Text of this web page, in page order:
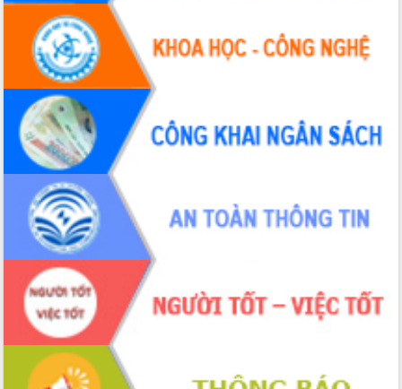
Đảm bảo cuộc bầu cử đại biểu Quốc
hội và đại biểu HĐND các cấp diễn ra
an toàn, hiệu quả, đúng quy định
Thủ tướng Chính phủ Phạm Minh Chính
kiểm tra, chỉ đạo hoàn thành các dự
án cao tốc và thăm khu tái định cư tại
Đắk Lắk
Sôi nổi Hội đua ngựa truyền thống Gò
Thì Thùng mừng Xuân Bính Ngọ 2026
Lãnh đạo tỉnh dâng hương tưởng niệm
tại Đập Đồng Cam đầu Xuân Bính Ngọ
Ngành nông nghiệp phấn đấu tăng
trưởng đạt 5,86% trong năm 2026
UBND tỉnh Đắk Lắk triển khai công tác
quốc phòng, quân sự địa phương năm
2026
Đắk Lắk tập trung toàn lực khắc phục
tồn tại IUU, sẵn sàng làm việc với
Đoàn thanh tra EC
Chủ tịch UBND tỉnh Tạ Anh Tuấn thăm,